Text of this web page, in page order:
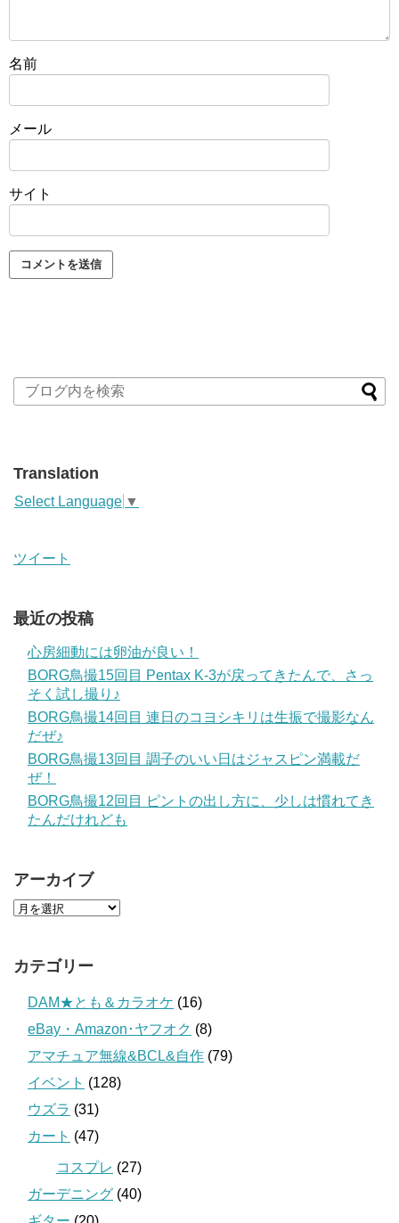
名前
メール
サイト
Translation
Select Language ▼
ツイート
最近の投稿
心房細動には卵油が良い！
BORG鳥撮15回目 Pentax K-3が戻ってきたんで、さっ
そく試し撮り♪
BORG鳥撮14回目 連日のコヨシキリは生振で撮影なん
だぜ♪
BORG鳥撮13回目 調子のいい日はジャスピン満載だ
ぜ！
BORG鳥撮12回目 ピントの出し方に、少しは慣れてき
たんだけれども
アーカイブ
カテゴリー
DAM★とも＆カラオケ (16)
eBay・Amazon･ヤフオク (8)
アマチュア無線&BCL&自作 (79)
イベント (128)
ウズラ (31)
カート (47)
コスプレ (27)
ガーデニング (40)